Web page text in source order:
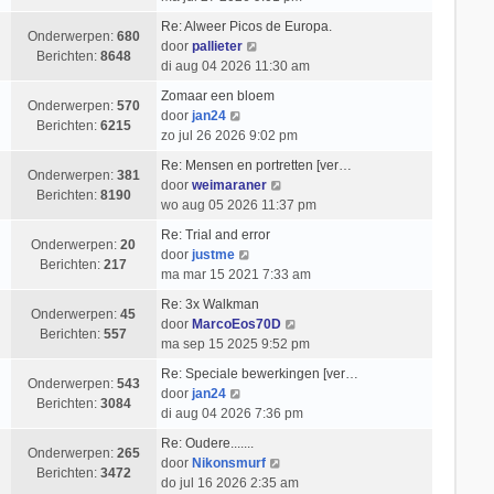
c
h
t
e
b
e
c
t
s
e
b
r
c
h
t
k
l
a
a
s
e
b
e
r
c
t
i
k
l
a
s
t
e
b
c
h
Onderwerpen: 680
Berichten: 8648
Re: Alweer Picos de Europa.
door pallieter
e
i
k
l
a
a
s
e
e
r
c
t
di aug 04 2026 11:30 am
Onderwerpen: 570
Berichten: 6215
Zomaar een bloem
door jan24
e
i
j
k
l
a
a
s
t
e
b
r
c
h
zo jul 26 2026 9:02 pm
Onderwerpen: 381
Berichten: 8190
Re: Mensen en portretten [ver…
door weimaraner
e
k
a
a
s
e
r
wo aug 05 2026 11:37 pm
Onderwerpen:20
Berichten:217
Re: Trial and error
door justme
e
i
j
k
l
a
s
t
ma mar 15 2021 7:33 am
Onderwerpen:45
Berichten:557
Re: 3x Walkman
door MarcoEos70D
e
i
k
a
ma sep 15 2025 9:52 pm
Onderwerpen: 543
Berichten: 3084
Re: Speciale bewerkingen [ver…
door jan24
e
i
j
di aug 04 2026 7:36 pm
Onderwerpen: 265
Berichten: 3472
Re: Oudere.......
door Nikonsmurf
e
do jul 16 2026 2:35 am